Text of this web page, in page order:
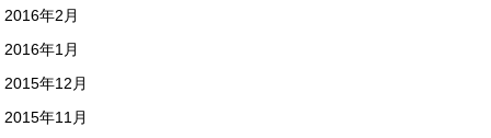
2016年2月
2016年1月
2015年12月
2015年11月